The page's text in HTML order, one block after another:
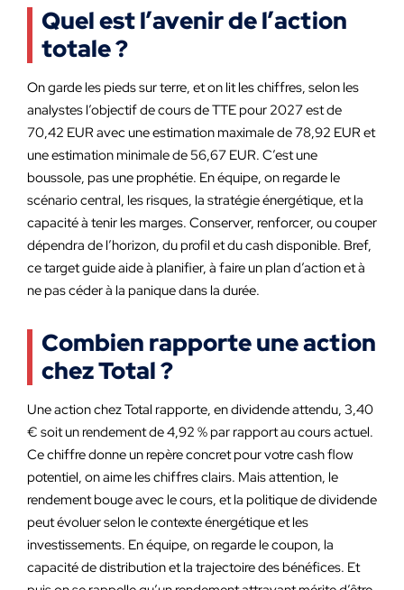
Quel est l’avenir de l’action
totale ?
On garde les pieds sur terre, et on lit les chiffres, selon les
analystes l’objectif de cours de TTE pour 2027 est de
70,42 EUR avec une estimation maximale de 78,92 EUR et
une estimation minimale de 56,67 EUR. C’est une
boussole, pas une prophétie. En équipe, on regarde le
scénario central, les risques, la stratégie énergétique, et la
capacité à tenir les marges. Conserver, renforcer, ou couper
dépendra de l’horizon, du profil et du cash disponible. Bref,
ce target guide aide à planifier, à faire un plan d’action et à
ne pas céder à la panique dans la durée.
Combien rapporte une action
chez Total ?
Une action chez Total rapporte, en dividende attendu, 3,40
€ soit un rendement de 4,92 % par rapport au cours actuel.
Ce chiffre donne un repère concret pour votre cash flow
potentiel, on aime les chiffres clairs. Mais attention, le
rendement bouge avec le cours, et la politique de dividende
peut évoluer selon le contexte énergétique et les
investissements. En équipe, on regarde le coupon, la
capacité de distribution et la trajectoire des bénéfices. Et